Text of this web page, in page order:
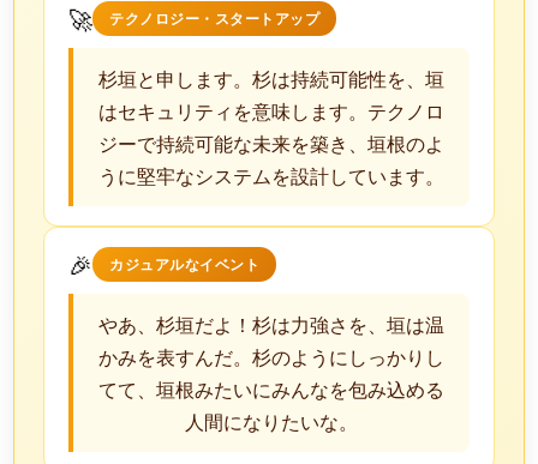
🚀 テクノロジー・スタートアップ
杉垣と申します。杉は持続可能性を、垣
はセキュリティを意味します。テクノロ
ジーで持続可能な未来を築き、垣根のよ
うに堅牢なシステムを設計しています。
🎉 カジュアルなイベント
やあ、杉垣だよ！杉は力強さを、垣は温
かみを表すんだ。杉のようにしっかりし
てて、垣根みたいにみんなを包み込める
人間になりたいな。